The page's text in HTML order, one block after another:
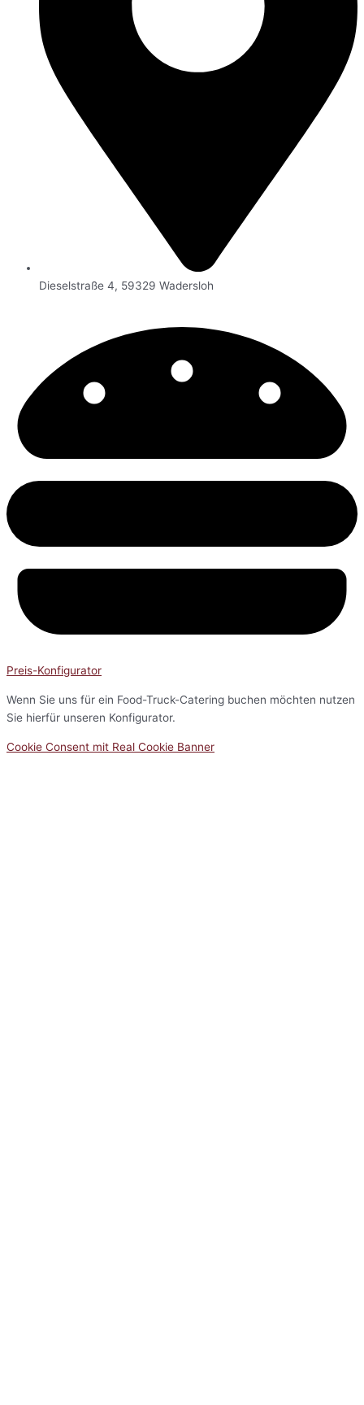
Dieselstraße 4, 59329 Wadersloh
Preis-Konfigurator
Wenn Sie uns für ein Food-Truck-Catering buchen möchten nutzen
Sie hierfür unseren Konfigurator.
Cookie Consent mit Real Cookie Banner